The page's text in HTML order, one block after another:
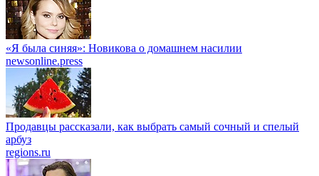
«Я была синяя»: Новикова о домашнем насилии
newsonline.press
Продавцы рассказали, как выбрать самый сочный и спелый
арбуз
regions.ru